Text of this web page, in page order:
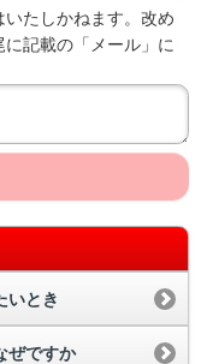
たしかねます。改め
記載の「メール」に
いとき
ぜですか